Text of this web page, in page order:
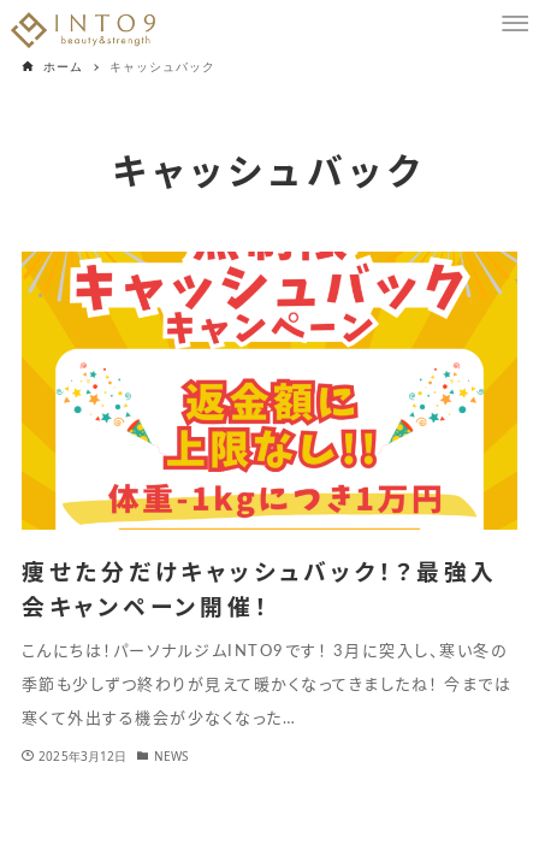
ホーム キャッシュバック
キャッシュバック
痩せた分だけキャッシュバック！？最強入
会キャンペーン開催！
こんにちは！パーソナルジムINTO9です！ 3月に突入し、寒い冬の
季節も少しずつ終わりが見えて暖かくなってきましたね！ 今までは
寒くて外出する機会が少なくなった…
2025年3月12日 NEWS